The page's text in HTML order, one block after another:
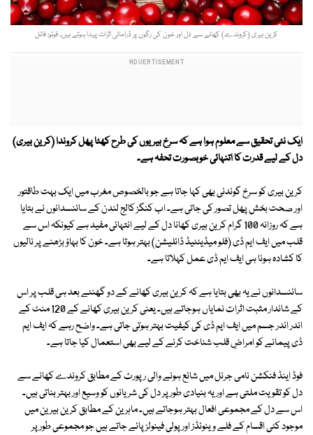
کرین بیری (کروندے) کھانے سے دل اور خون کی رگوں پر ڈرامائی اثرات پیدا ہوتے ہیں۔ فوٹو: فائل
ایک نئی تحقیق سے معلوم ہوا ہے کہ سرخ بیریوں کی طرح کھٹا پھل کروندا (کرین بیری)
دل کے لیے قدرت کا اتنہائی خوبصورت تحفہ ہے۔
کرین بیری کو سرخ گوندنی بھی کہا جاتا ہے جو بالخصوص مغرب میں ایک بہت طاقتور
اور صحت بخش پھل تصور کی جاتی ہے۔ اب کنگز کالج لندن کے سائنسدانوں نے بتایا
ہے کہ روزانہ 100 گرام کرین بیری کھانا دل کے لیے انتہائی مفید ہے کیونکہ اس سے
قلب میں ایف ایم ڈی (فلو میڈیئٹیڈ ڈائلیشن) بہتر ہوتا ہے۔ خون کا بہاؤ بڑھنے پر نالیوں
کا کشادہ ہونا ہی ایف ایم ڈی عمل کہلاتا ہے۔
سائنسدانوں نے یہ بھی بتایا ہے کہ کرین بیری کھانے کے دو گھنٹے بعد ہی قلب پر اس
کے شاندار مثبت اثرات نمایاں ہوجاتے ہیں۔ یعنی کرین بیری کھانے کے 120 منٹ کے
اندر اندر جسم میں ایف ایم ڈی کی کیفیت بہتر ہوتی جاتی ہے۔ واضح رہے کہ ایف ایم
ڈی پیمانے کو امراضِ قلب شناخت کرنے کے لیے بھی استعمال کیا جاتا ہے۔
فوڈ اینڈ فنکشن نامی جرنل میں شائع ہونے والی رپورٹ کے مطابق کروندے کھانے سے
دل کو تقویت ملتی ہے اور یہ بنیادی طور پر دل کی شریانوں کو وسیع اور بہتر بناتی ہیں۔
اس سے دل کے مجموعی افعال بہتر ہوجاتے ہیں۔ ماہرین کے مطابق کرین بیرین میں
موجود کئی اقسام کے فلے وینوئڈز اور پولی فینولز پائے جاتے ہیں جو مجموعی طور پر